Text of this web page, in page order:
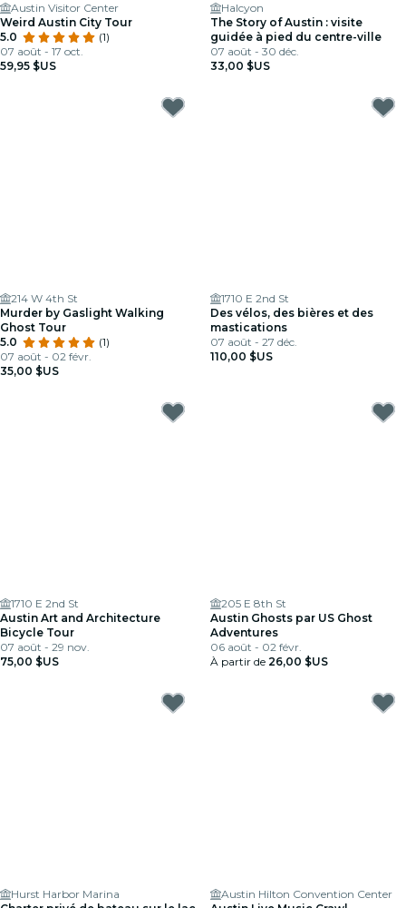
Austin Visitor Center
Weird Austin City Tour
5.0
(1)
07 août - 17 oct.
59,95 $US
Halcyon
The Story of Austin : visite
guidée à pied du centre-ville
07 août - 30 déc.
33,00 $US
214 W 4th St
Murder by Gaslight Walking
Ghost Tour
5.0
(1)
07 août - 02 févr.
35,00 $US
1710 E 2nd St
Des vélos, des bières et des
mastications
07 août - 27 déc.
110,00 $US
1710 E 2nd St
Austin Art and Architecture
Bicycle Tour
07 août - 29 nov.
75,00 $US
205 E 8th St
Austin Ghosts par US Ghost
Adventures
06 août - 02 févr.
À partir de 26,00 $US
Hurst Harbor Marina
Austin Hilton Convention Center